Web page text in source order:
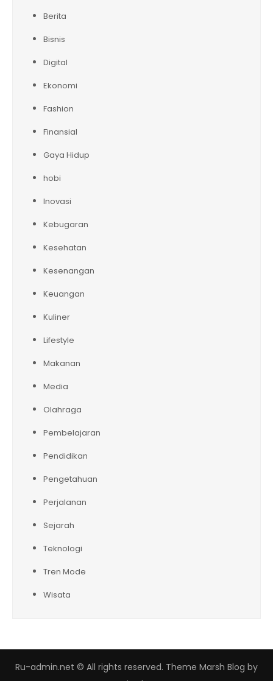
Berita
Bisnis
Digital
Ekonomi
Fashion
Finansial
Gaya Hidup
hobi
Inovasi
Kebugaran
Kesehatan
Kesenangan
Keuangan
Kuliner
Lifestyle
Makanan
Media
Olahraga
Pembelajaran
Pendidikan
Pengetahuan
Perjalanan
Sejarah
Teknologi
Tren Mode
Wisata
Ru-admin.net © All rights reserved. Theme Marsh Blog by